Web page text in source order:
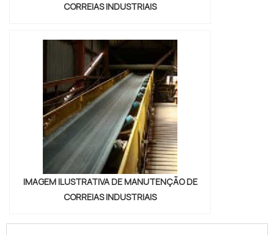
CORREIAS INDUSTRIAIS
IMAGEM ILUSTRATIVA DE MANUTENÇÃO DE
CORREIAS INDUSTRIAIS